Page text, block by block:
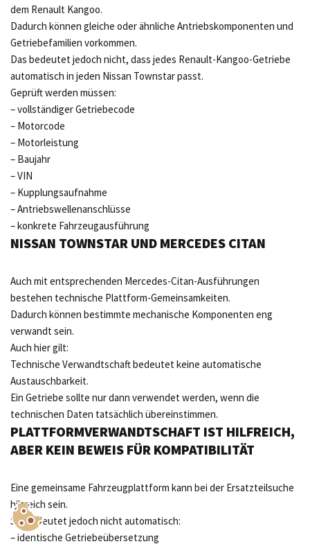
dem Renault Kangoo.
Dadurch können gleiche oder ähnliche Antriebskomponenten und
Getriebefamilien vorkommen.
Das bedeutet jedoch nicht, dass jedes Renault-Kangoo-Getriebe
automatisch in jeden Nissan Townstar passt.
Geprüft werden müssen:
– vollständiger Getriebecode
– Motorcode
– Motorleistung
– Baujahr
– VIN
– Kupplungsaufnahme
– Antriebswellenanschlüsse
– konkrete Fahrzeugausführung
NISSAN TOWNSTAR UND MERCEDES CITAN
Auch mit entsprechenden Mercedes-Citan-Ausführungen
bestehen technische Plattform-Gemeinsamkeiten.
Dadurch können bestimmte mechanische Komponenten eng
verwandt sein.
Auch hier gilt:
Technische Verwandtschaft bedeutet keine automatische
Austauschbarkeit.
Ein Getriebe sollte nur dann verwendet werden, wenn die
technischen Daten tatsächlich übereinstimmen.
PLATTFORMVERWANDTSCHAFT IST HILFREICH,
ABER KEIN BEWEIS FÜR KOMPATIBILITÄT
Eine gemeinsame Fahrzeugplattform kann bei der Ersatzteilsuche
hilfreich sein.
Sie bedeutet jedoch nicht automatisch:
– identische Getriebeübersetzung